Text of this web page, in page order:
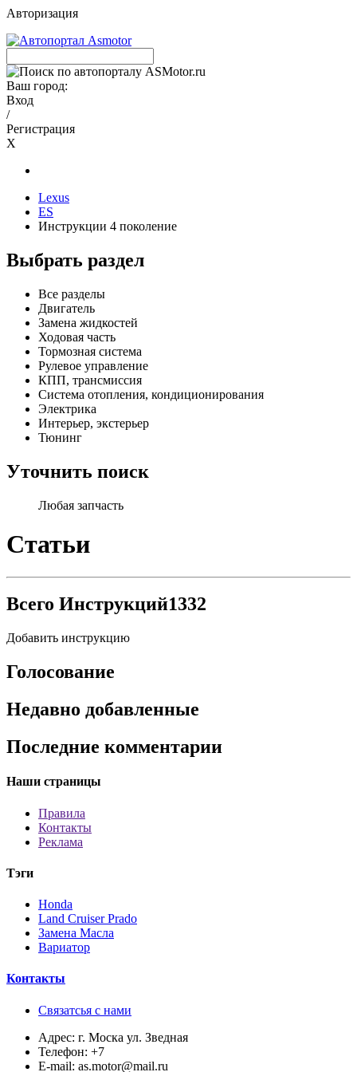
Авторизация
Ваш город:
Вход
/
Регистрация
X
Lexus
ES
Инструкции 4 поколение
Выбрать раздел
Все разделы
Двигатель
Замена жидкостей
Ходовая часть
Тормозная система
Рулевое управление
КПП, трансмиссия
Система отопления, кондиционирования
Электрика
Интерьер, экстерьер
Тюнинг
Уточнить поиск
Любая запчасть
Статьи
Всего Инструкций1332
Добавить инструкцию
Голосование
Недавно добавленные
Последние комментарии
Наши страницы
Правила
Контакты
Реклама
Тэги
Honda
Land Cruiser Prado
Замена Масла
Вариатор
Контакты
Связатсья с нами
Адрес: г. Моска ул. Зведная
Телефон: +7
E-mail: as.motor@mail.ru